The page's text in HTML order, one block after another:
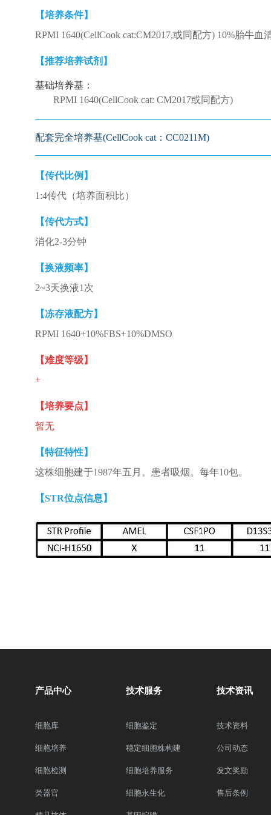
【培养条件】
RPMI 1640(CellCook cat:CM2017,或同配方) 10%胎牛血
【推荐培养试剂】
基础培养基：
RPMI 1640(CellCook cat: CM2017或同配方)
配套完全培养基(CellCook cat：CC0211M)
【传代比例】
1:4传代（培养面积比）
【传代方式】
消化2-3分钟
【换液频率】
2~3天换液1次
【冻存液配方】
RPMI 1640+10%FBS+10%DMSO
【难度等级】
+
【培养要点】
暂无
【特征特性】
这株细胞建于1987年五月。患者吸烟。每年10包。
【STR位点信息】
产品中心
细胞库
细胞培养
细胞检测
类器官
技术服务
细胞鉴定
稳定细胞株构建
细胞培养服务
细胞永生化
技术资讯
技术资料
公司动态
发文奖励
售后条例